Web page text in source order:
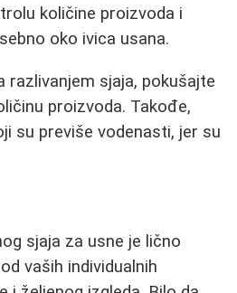
količine proizvoda i
oko ivica usana.
razlivanjem sjaja, pokušajte
proizvoda. Takođe,
su previše vodenasti, jer su
sjaja za usne je lično
vaših individualnih